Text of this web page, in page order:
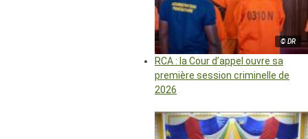
© DR
RCA : la Cour d’appel ouvre sa
première session criminelle de
2026